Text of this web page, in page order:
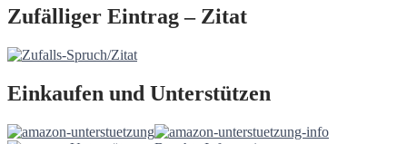
Zufälliger Eintrag – Zitat
Einkaufen und Unterstützen